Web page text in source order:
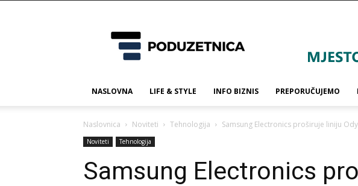
NASLOVNA LIFE & STYLE INFO BIZNIS PREPORUČUJEMO
Naslovnica Noviteti Tehnologija Samsung Electronics proširuje liniju
Noviteti Tehnologija
Samsung Electronics